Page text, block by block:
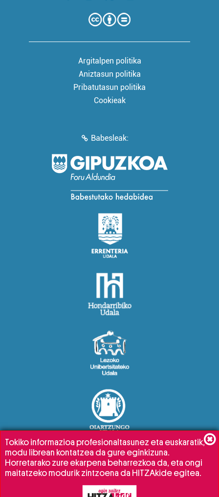
Argitalpen politika
Aniztasun politika
Pribatutasun politika
Cookieak
Babesleak:
Tokiko informazioa profesionaltasunez eta euskaratik,
modu librean kontatzea da gure eginkizuna.
Horretarako zure ekarpena beharrezkoa da, eta ongi
maitatzeko modurik zintzoena da HITZAkide egitea.